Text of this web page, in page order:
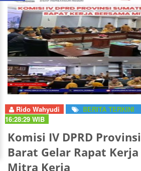
Rido Wahyudi BERITA TERKINI
16:28:29 WIB
Komisi IV DPRD
Barat Gelar Rapat
Mitra Kerja